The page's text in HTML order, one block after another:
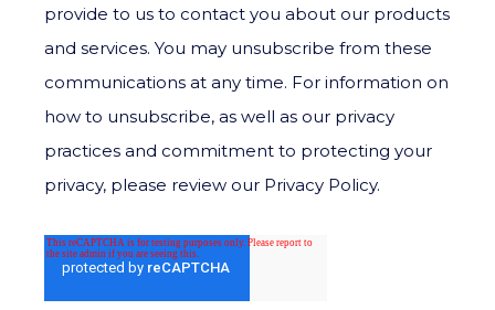
provide to us to contact you about our products
and services. You may unsubscribe from these
communications at any time. For information on
how to unsubscribe, as well as our privacy
practices and commitment to protecting your
privacy, please review our Privacy Policy.